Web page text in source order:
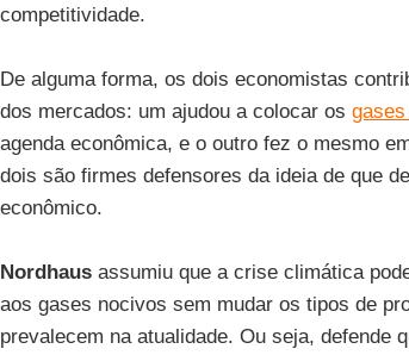
competitividade.
De alguma forma, os dois economistas
dos mercados: um ajudou a colocar os
agenda econômica, e o outro fez o mesmo
dois são firmes defensores da ideia de que
econômico.
Nordhausassumiu que a crise climática
aos gases nocivos sem mudar os tipos de
prevalecem na atualidade. Ou seja, defende